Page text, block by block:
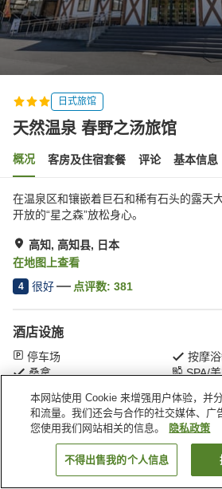
日式旅馆
天然温泉 春野之汤旅馆
概况 客房及住宿套餐 评论 基本信息
在温泉区和镶嵌着巨石和稀有石头的露天
开放的“星之森”放松身心。
高知, 高知县, 日本
在地图上查看
4 很好 点评数: 381
酒店设施
停车场
按摩
桑拿
SPA/
首页 日本 高知县 高知 天然温
搜索客房
本网站使用 Cookie 来增强用户体验，并
和流量。我们还会与合作的社交媒体、广
您使用我们网站相关的信息。
隐私政策
不得出售我的个人信息